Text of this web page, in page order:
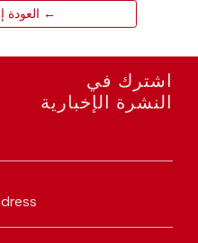
← العودة
اشترك في
النشرة الإخبارية